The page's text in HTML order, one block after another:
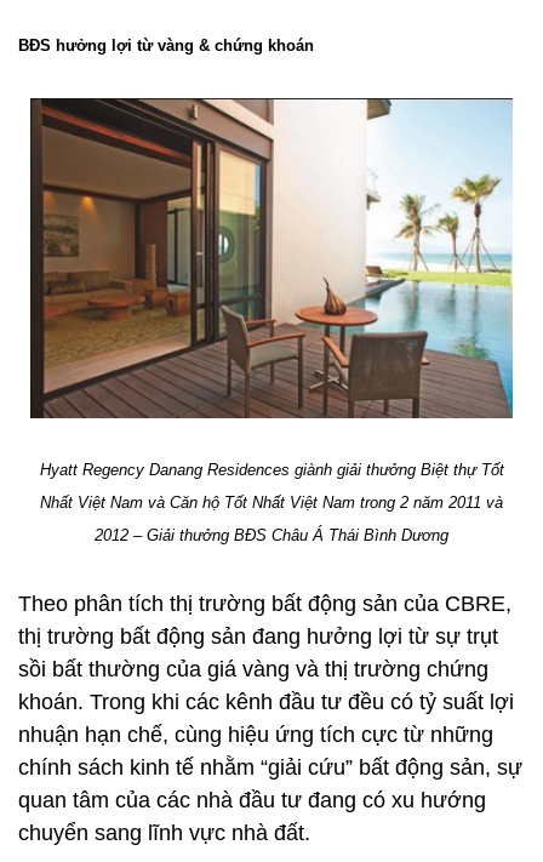
BĐS hưởng lợi từ vàng & chứng khoán
Hyatt Regency Danang Residences giành giải thưởng Biệt thự Tốt
Nhất Việt Nam và Căn hộ Tốt Nhất Việt Nam trong 2 năm 2011 và
2012 – Giải thưởng BĐS Châu Á Thái Bình Dương
Theo phân tích thị trường bất động sản của CBRE,
thị trường bất động sản đang hưởng lợi từ sự trụt
sồi bất thường của giá vàng và thị trường chứng
khoán. Trong khi các kênh đầu tư đều có tỷ suất lợi
nhuận hạn chế, cùng hiệu ứng tích cực từ những
chính sách kinh tế nhằm “giải cứu” bất động sản, sự
quan tâm của các nhà đầu tư đang có xu hướng
chuyển sang lĩnh vực nhà đất.